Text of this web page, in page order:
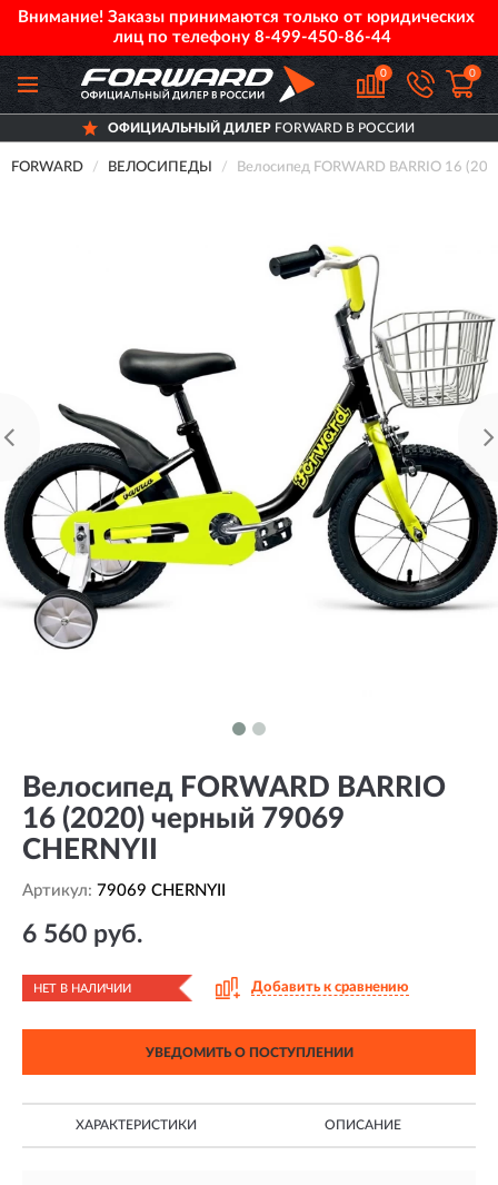
Внимание! Заказы принимаются только от юридических
лиц по телефону 8-499-450-86-44
0 0
ОФИЦИАЛЬНЫЙ ДИЛЕРFORWARD В РОССИИ
FORWARD ВЕЛОСИПЕДЫ Велосипед FORWARD BARRIO 16
Велосипед FORWARD BARRIO
16 (2020) черный 79069
CHERNYII
Артикул: 79069 CHERNYII
6 560 руб.
НЕТ В НАЛИЧИИ Добавить к сравнению
УВЕДОМИТЬ О ПОСТУПЛЕНИИ
ХАРАКТЕРИСТИКИ ОПИСАНИЕ